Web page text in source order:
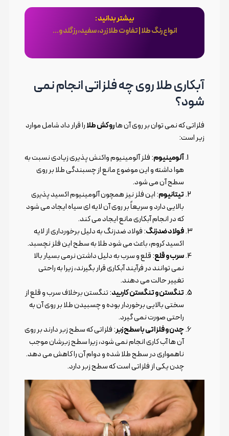
بیشتر بدانید :
انواع رنگ طلا | تفاوت طلا زرد، سفید، رزگلد و…
آبکاری طلا روی چه فلزاتی انجام نمی
شود؟
فلزاتی که نمی توان بر روی آن هاروکش طلارا قرار داد شامل موارد
زیر است:
آلومینیوم: فلز آلومینیوم واکنش پذیری زیادی نسبت به
هوا داشته و این موضوع مانع از چسبندگی طلا بر روی
سطح آن می شود.
تیتانیوم: این فلز نیز همچون آلومینیوم اکسید پذیری
بالایی دارد و سریعاً بر روی آن لایه ای سیاه ایجاد می شود
که در انجام آبکاری مانع ایجاد می کند.
فولاد ضدزنگ: فولاد ضدزنگ به دلیل برخورداری از لایه
اکسید کروم، باعث می شود طلا به سطح این فلز نچسبد.
سرب و قلع: قلع و سرب به دلیل داشتن نرمی بسیار بالا
نمی توانند در فرآیند آبکاری قرار بگیرند، زیرا به راحتی
تغییر حالت می دهند.
تنگستن و تنگستن کاربید: تنگستن برخلاف سرب و قلع از
سختی بالایی برخوردار بوده و چسبیدن طلا بر روی آن به
راحتی صورت نمی گیرد.
چدن و فلزاتی با سطح زبر: فلزاتی که سطح زبر دارند بر روی
آن ها آب کاری انجام نمی شود، زیرا سطح زبرشان موجب
ناهمواری در سطح طلا شده و دوام آن را کاهش می دهد.
چدن یکی از فلزاتی است که سطح زبر دارد.